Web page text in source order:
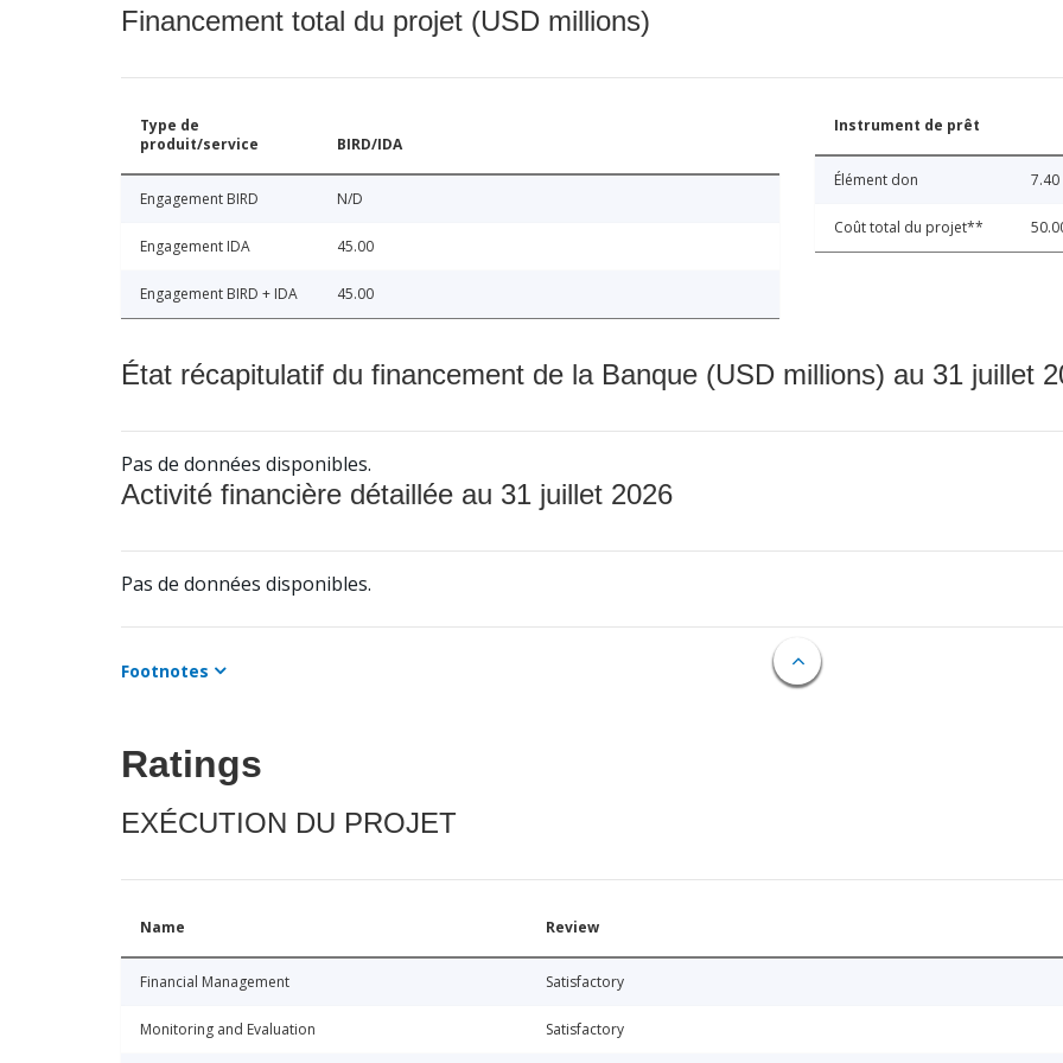
Financement total du projet (USD millions)
Type de
produit/service
BIRD/IDA
Engagement BIRD N/D
Engagement IDA 45.00
Engagement BIRD + IDA 45.00
Instrument de prêt
Élément don 7.40
Coût total du projet**
État récapitulatif du financement de la Banque (USD millions) au 31 juillet
Pas de données disponibles.
Activité financière détaillée au 31 juillet 2026
Pas de données disponibles.
Footnotes
Ratings
EXÉCUTION DU PROJET
Name Review
Financial Management Satisfactory
Monitoring and Evaluation Satisfactory